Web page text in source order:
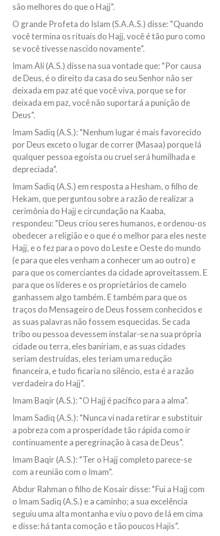
são melhores do que o Hajj”.
O grande Profeta do Islam (S.A.A.S.) disse: “Quando
você termina os rituais do Hajj, você é tão puro como
se você tivesse nascido novamente”.
Imam Ali (A.S.) disse na sua vontade que: “Por causa
de Deus, é o direito da casa do seu Senhor não ser
deixada em paz até que você viva, porque se for
deixada em paz, você não suportará a punição de
Deus”.
Imam Sadiq (A.S.): “Nenhum lugar é mais favorecido
por Deus exceto o lugar de correr (Masaa) porque lá
qualquer pessoa egoísta ou cruel será humilhada e
depreciada”.
Imam Sadiq (A.S.) em resposta a Hesham, o filho de
Hekam, que perguntou sobre a razão de realizar a
cerimônia do Hajj e circundação na Kaaba,
respondeu: “Deus criou seres humanos, e ordenou-os
obedecer a religião e o que é o melhor para eles neste
Hajj, e o fez para o povo do Leste e Oeste do mundo
(e para que eles venham a conhecer um ao outro) e
para que os comerciantes da cidade aproveitassem. E
para que os líderes e os proprietários de camelo
ganhassem algo também. E também para que os
traços do Mensageiro de Deus fossem conhecidos e
as suas palavras não fossem esquecidas. Se cada
tribo ou pessoa devessem instalar-se na sua própria
cidade ou terra, eles baniriam, e as suas cidades
seriam destruídas, eles teriam uma redução
financeira, e tudo ficaria no silêncio, esta é a razão
verdadeira do Hajj”.
Imam Baqir (A.S.): “O Hajj é pacífico para a alma”.
Imam Sadiq (A.S.): “Nunca vi nada retirar e substituir
a pobreza com a prosperidade tão rápida como ir
continuamente a peregrinação à casa de Deus”.
Imam Baqir (A.S.): “Ter o Hajj completo parece-se
com a reunião com o Imam”.
Abdur Rahman o filho de Kosair disse: “Fui a Hajj com
o Imam Sadiq (A.S.) e a caminho; a sua excelência
seguiu uma alta montanha e viu o povo de lá em cima
e disse: há tanta comoção e tão poucos Hajis”.